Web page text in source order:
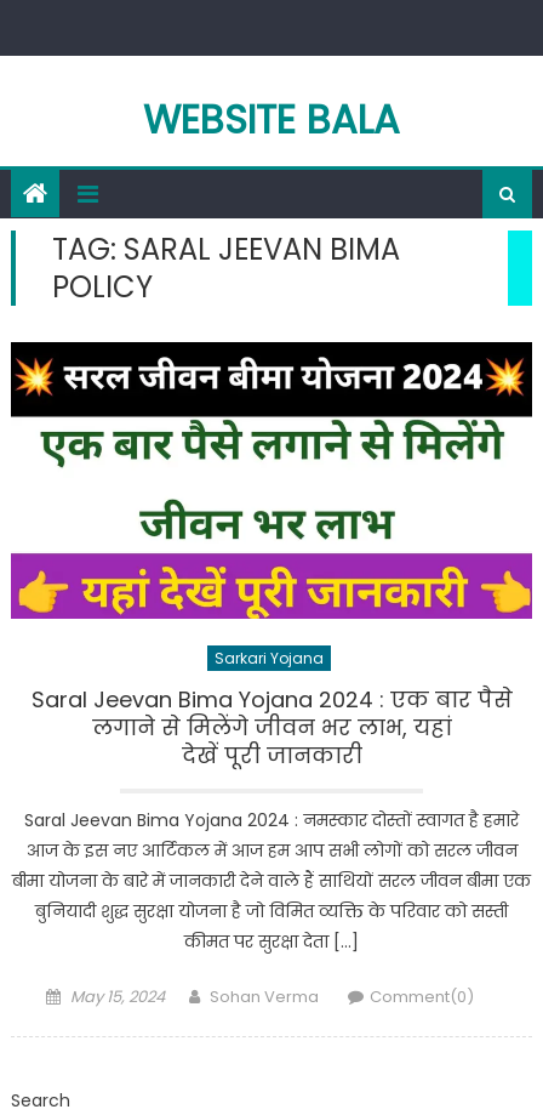
WEBSITE BALA
TAG: SARAL JEEVAN BIMA
POLICY
Sarkari Yojana
Saral Jeevan Bima Yojana 2024 : एक बार पैसे
लगाने से मिलेंगे जीवन भर लाभ, यहां
देखें पूरी जानकारी
Saral Jeevan Bima Yojana 2024 : नमस्कार दोस्तों स्वागत है हमारे
आज के इस नए आर्टिकल में आज हम आप सभी लोगों को सरल जीवन
बीमा योजना के बारे में जानकारी देने वाले हैं साथियों सरल जीवन बीमा एक
बुनियादी शुद्ध सुरक्षा योजना है जो विमित व्यक्ति के परिवार को सस्ती
कीमत पर सुरक्षा देता […]
Posted
May 15, 2024 Author
Sohan Verma Comment(0)
Search